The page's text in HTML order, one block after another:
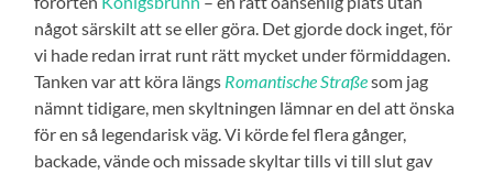
något särskilt att se eller göra. Det gjorde dock inget, för
vi hade redan irrat runt rätt mycket under förmiddagen.
Tanken var att köra längs Romantische Straßesom jag
nämnt tidigare, men skyltningen lämnar en del att önska
för en så legendarisk väg. Vi körde fel flera gånger,
backade, vände och missade skyltar tills vi till slut gav